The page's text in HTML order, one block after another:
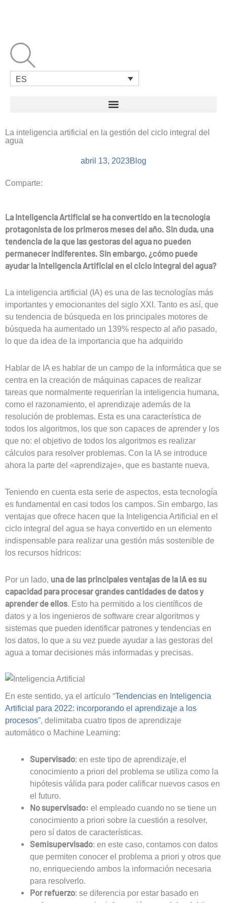
ES
La inteligencia artificial en la gestión del ciclo integral del
agua
abril 13, 2023Blog
Comparte:
La Inteligencia Artificial se ha convertido en la tecnología
protagonista de los primeros meses del año. Sin duda, una
tendencia de la que las gestoras del agua no pueden
permanecer indiferentes. Sin embargo, ¿cómo puede
ayudar la Inteligencia Artificial en el ciclo integral del agua?
La inteligencia artificial (IA) es una de las tecnologías más
importantes y emocionantes del siglo XXI. Tanto es así, que
su tendencia de búsqueda en los principales motores de
búsqueda ha aumentado un 139% respecto al año pasado,
lo que da idea de la importancia que ha adquirido
Hablar de IA es hablar de un campo de la informática que se
centra en la creación de máquinas capaces de realizar
tareas que normalmente requerirían la inteligencia humana,
como el razonamiento, el aprendizaje además de la
resolución de problemas. Esta es una característica de
todos los algoritmos, los que son capaces de aprender y los
que no: el objetivo de todos los algoritmos es realizar
cálculos para resolver problemas. Con la IA se introduce
ahora la parte del «aprendizaje», que es bastante nueva.
Teniendo en cuenta esta serie de aspectos, esta tecnología
es fundamental en casi todos los campos. Sin embargo, las
ventajas que ofrece hacen que la Inteligencia Artificial en el
ciclo integral del agua se haya convertido en un elemento
indispensable para realizar una gestión más sostenible de
los recursos hídricos:
Por un lado, una de las principales ventajas de la IA es su
capacidad para procesar grandes cantidades de datos y
aprender de ellos . Esto ha permitido a los científicos de
datos y a los ingenieros de software crear algoritmos y
sistemas que pueden identificar patrones y tendencias en
los datos, lo que a su vez puede ayudar a las gestoras del
agua a tomar decisiones más informadas y precisas.
En este sentido, ya el artículo “Tendencias en Inteligencia
Artificial para 2022: incorporando el aprendizaje a los
procesos”, delimitaba cuatro tipos de aprendizaje
automático o Machine Learning:
Supervisado: en este tipo de aprendizaje, el
conocimiento a priori del problema se utiliza como la
hipótesis válida para poder calificar nuevos casos en
el futuro.
No supervisado: el empleado cuando no se tiene un
conocimiento a priori sobre la cuestión a resolver,
pero sí datos de características.
Semisupervisado: en este caso, contamos con datos
que permiten conocer el problema a priori y otros que
no, enriqueciendo ambos la información necesaria
para resolverlo.
Por refuerzo: se diferencia por estar basado en